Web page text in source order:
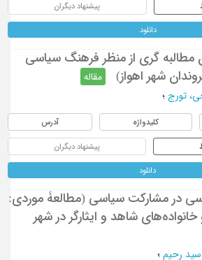
پیشنهاد دیگران
دانلود
مطالبه گری از منظر فرهنگ سیاسی
شهر اهواز)
مقاله
تورج؛
کلیدواژه آدرس
پیشنهاد دیگران
دانلود
در مشارکت سیاسی (مطالعۀ موردی:
خانواده‌های شاهد و ایثارگر در شهر
سید رحیم؛